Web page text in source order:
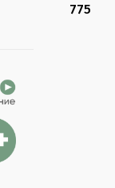
775